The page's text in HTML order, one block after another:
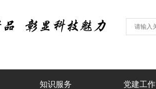
知识服务 党建工作